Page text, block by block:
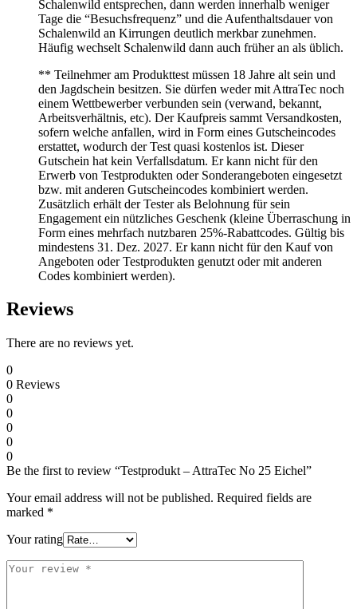
Schalenwild entsprechen, dann werden innerhalb weniger
Tage die “Besuchsfrequenz” und die Aufenthaltsdauer von
Schalenwild an Kirrungen deutlich merkbar zunehmen.
Häufig wechselt Schalenwild dann auch früher an als üblich.
** Teilnehmer am Produkttest müssen 18 Jahre alt sein und
den Jagdschein besitzen. Sie dürfen weder mit AttraTec noch
einem Wettbewerber verbunden sein (verwand, bekannt,
Arbeitsverhältnis, etc). Der Kaufpreis sammt Versandkosten,
sofern welche anfallen, wird in Form eines Gutscheincodes
erstattet, wodurch der Test quasi kostenlos ist. Dieser
Gutschein hat kein Verfallsdatum. Er kann nicht für den
Erwerb von Testprodukten oder Sonderangeboten eingesetzt
bzw. mit anderen Gutscheincodes kombiniert werden.
Zusätzlich erhält der Tester als Belohnung für sein
Engagement ein nützliches Geschenk (kleine Überraschung in
Form eines mehrfach nutzbaren 25%-Rabattcodes. Gültig bis
mindestens 31. Dez. 2027. Er kann nicht für den Kauf von
Angeboten oder Testprodukten genutzt oder mit anderen
Codes kombiniert werden).
Reviews
There are no reviews yet.
0
0 Reviews
0
0
0
0
0
Be the first to review “Testprodukt – AttraTec No 25 Eichel”
Your email address will not be published. Required fields are
marked *
Your rating